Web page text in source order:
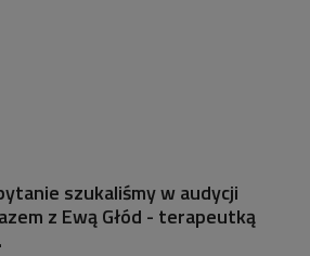
szukaliśmy w audycji
z Ewą Głód - terapeutką